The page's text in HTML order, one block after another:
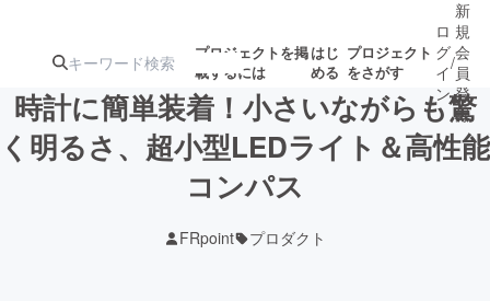
プロジェクトを掲
載するには
はじ
める
プロジェクト
をさがす
注目の新着プロ募集終了が近いプ
ロ
グ
イ
ン
/
新
規
会
員
登
録
時計に簡単装着！小さいながらも驚
く明るさ、超小型LEDライト＆高性能
コンパス
FRpoint プロダクト